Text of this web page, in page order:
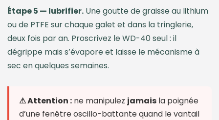
Étape 5 — lubrifier. Une goutte de graisse au lithium
ou de PTFE sur chaque galet et dans la tringlerie,
deux fois par an. Proscrivez le WD-40 seul : il
dégrippe mais s’évapore et laisse le mécanisme à
sec en quelques semaines.
⚠ Attention : ne manipulez jamais la poignée
d’une fenêtre oscillo-battante quand le vantail